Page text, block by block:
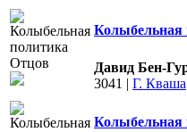
Колыбельная
Давид Бен-
3041 | Г. Кваша
Колыбельная